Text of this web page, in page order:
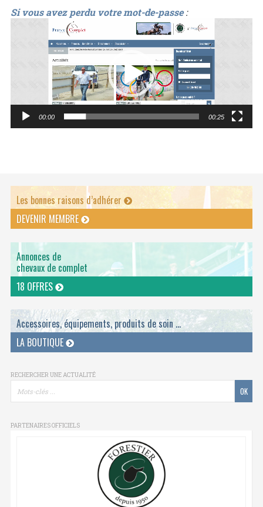
Si vous avez perdu votre mot-de-passe:
00:00 00:25
Les bonnes raisons d’adhérer
DEVENIR MEMBRE
Annonces de
chevaux de complet
18 OFFRES
Accessoires, équipements, produits de soin ...
LA BOUTIQUE
RECHERCHER UNE ACTUALITÉ
PARTENAIRES OFFICIELS